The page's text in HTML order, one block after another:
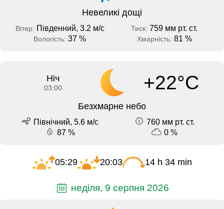
Невеликі дощі
Вітер: Південний, 3.2 м/с Тиск: 759 мм рт. ст.
Вологість: 37 % Хмарність: 81 %
Ніч
03:00 +22°C
Безхмарне небо
Північний, 5.6 м/с
760 мм рт. ст.
87 %
0 %
05:29 20:03 14 h 34 min
неділя, 9 серпня 2026